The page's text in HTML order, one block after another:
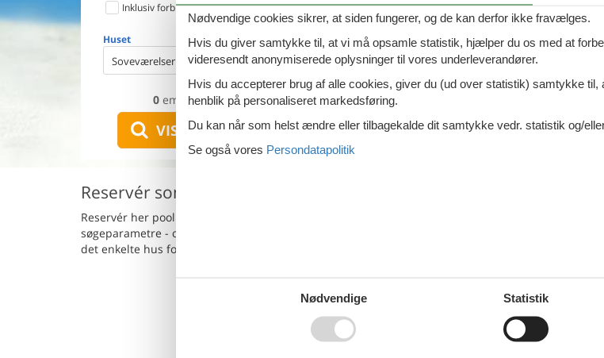
Inklusiv forbrug
Huset
Soveværelser
0 emner
VIS HUSE
Aircondition
Ladestander til elbil
Energivenligt
Reservér sommerhus med pool i Portoferraio
Reservér her poolhuse i
søgeparametre - og klik på
det enkelte hus for at læse information om det.
Nødvendige cookies sikrer, at siden fungerer, og de kan derfor ikke fravælges.
Hvis du giver samtykke til, at vi må opsamle statistik, hjælper du os med at
videresendt anonymiserede oplysninger til vores underleverandører.
Hvis du accepterer brug af alle cookies, giver du (ud over statistik) samtykke
henblik på personaliseret markedsføring.
Du kan når som helst ændre eller tilbagekalde dit samtykke vedr. statistik og/
Se også vores Persondatapolitik
Nødvendige Statistik